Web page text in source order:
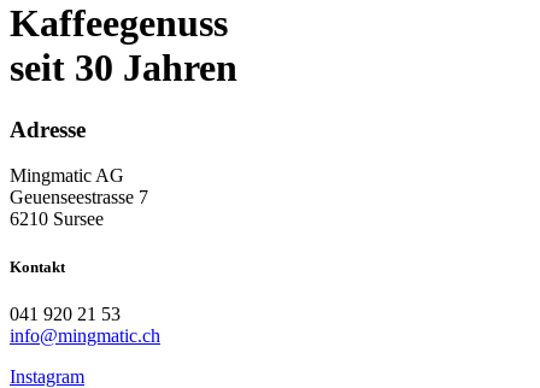
Kaffeegenuss
seit 30 Jahren
Adresse
Mingmatic AG
Geuenseestrasse 7
6210 Sursee
Kontakt
041 920 21 53
info@mingmatic.ch
Instagram